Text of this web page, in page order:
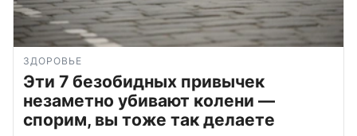
ЗДОРОВЬЕ
Эти 7 безобидных привычек
незаметно убивают колени —
спорим, вы тоже так делаете